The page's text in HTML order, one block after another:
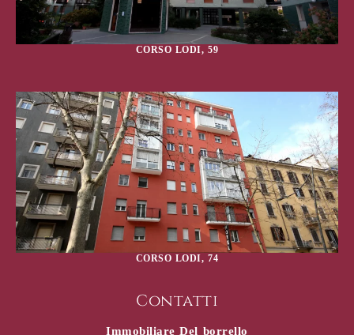
CORSO LODI, 59
CORSO LODI, 74
Contatti
Immobiliare Del borrello